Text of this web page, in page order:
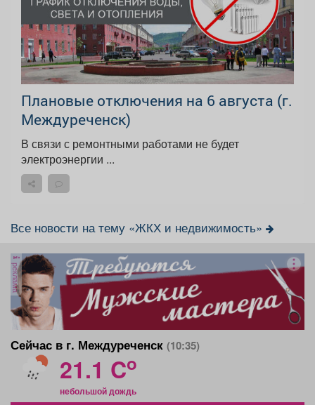
Плановые отключения на 6 августа (г.
Междуреченск)
В связи с ремонтными работами не будет
электроэнергии ...
Все новости на тему «ЖКХ и недвижимость»
реклама
Сейчас в г. Междуреченск (10:35)
21.1 Co
небольшой дождь